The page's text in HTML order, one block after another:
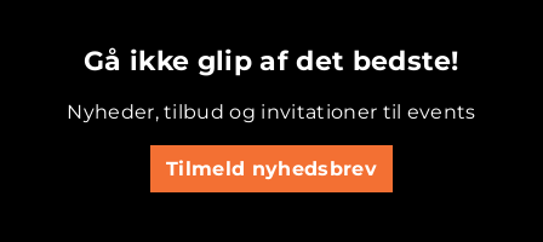
Gå ikke glip af det bedste!
Nyheder, tilbud og invitationer til events
Tilmeld nyhedsbrev